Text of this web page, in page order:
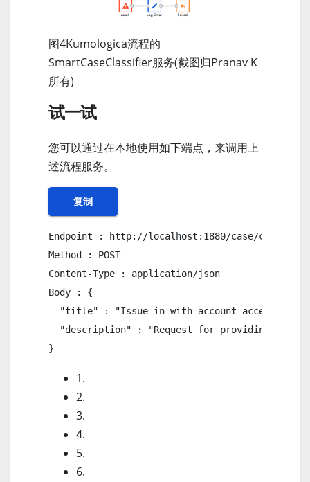
图4Kumologica流程的
SmartCaseClassifier服务(截图归Pranav K
所有)
试一试
您可以通过在本地使用如下端点，来调用上
述流程服务。
复制
Endpoint : http://localhost:1880/case/create
Method : POST
Content-Type : application/json
Body : {
  "title" : "Issue in with account access",
"description" : "Request for providing the
}
1.
2.
3.
4.
5.
6.